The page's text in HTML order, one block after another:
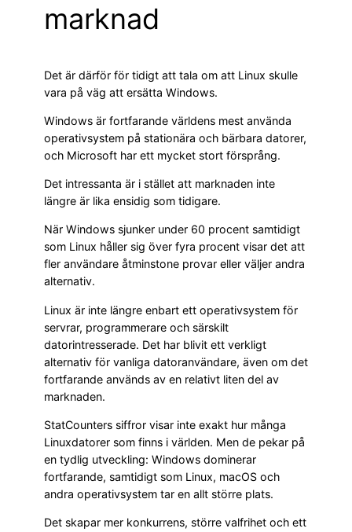
marknad
Det är därför för tidigt att tala om att Linux skulle
vara på väg att ersätta Windows.
Windows är fortfarande världens mest använda
operativsystem på stationära och bärbara datorer,
och Microsoft har ett mycket stort försprång.
Det intressanta är i stället att marknaden inte
längre är lika ensidig som tidigare.
När Windows sjunker under 60 procent samtidigt
som Linux håller sig över fyra procent visar det att
fler användare åtminstone provar eller väljer andra
alternativ.
Linux är inte längre enbart ett operativsystem för
servrar, programmerare och särskilt
datorintresserade. Det har blivit ett verkligt
alternativ för vanliga datoranvändare, även om det
fortfarande används av en relativt liten del av
marknaden.
StatCounters siffror visar inte exakt hur många
Linuxdatorer som finns i världen. Men de pekar på
en tydlig utveckling: Windows dominerar
fortfarande, samtidigt som Linux, macOS och
andra operativsystem tar en allt större plats.
Det skapar mer konkurrens, större valfrihet och ett